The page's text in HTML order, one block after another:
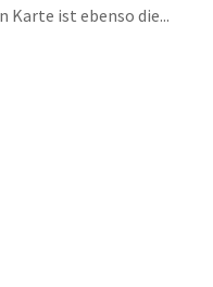
Karte ist ebenso die...